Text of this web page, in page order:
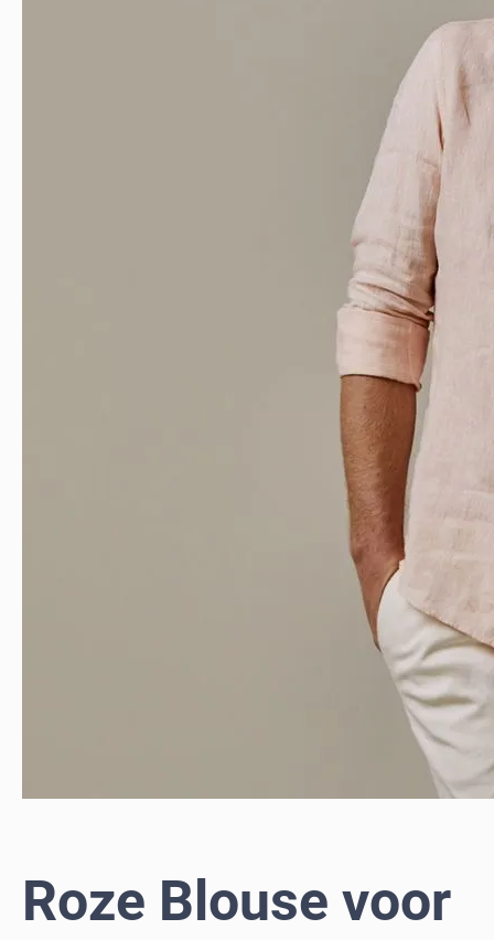
Roze Blouse voor